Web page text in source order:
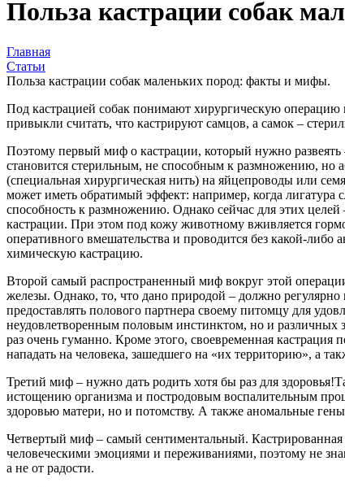
Польза кастрации собак
Главная
Статьи
Польза кастрации собак маленьких пород: факты и мифы.
Под кастрацией собак понимают хирургическую
привыкли считать, что кастрируют самцов, а самок –
Поэтому первый миф о кастрации, который нужно
становится стерильным, не способным к размножению, но
(специальная хирургическая нить) на яйцепроводы или
может иметь обратимый эффект: например, когда лигатура
способность к размножению. Однако сейчас для этих
кастрации. При этом под кожу животному вживляется
оперативного вмешательства и проводится без какой-
химическую кастрацию.
Второй самый распространенный миф вокруг этой
железы. Однако, то, что дано природой – должно
предоставлять полового партнера своему питомцу для
неудовлетворенным половым инстинктом, но и различных
раз очень гуманно. Кроме этого, своевременная
нападать на человека, зашедшего на «их территорию», а
Третий миф – нужно дать родить хотя бы раз для здоровья!
истощению организма и постродовым воспалительным
здоровью матери, но и потомству. А также аномальные
Четвертый миф – самый сентиментальный.
человеческими эмоциями и переживаниями, поэтому не
а не от радости.